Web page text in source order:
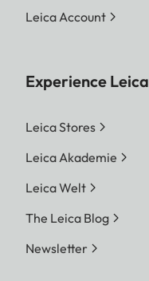
Leica Account
Experience Leica
Leica Stores
Leica Akademie
Leica Welt
The Leica Blog
Newsletter